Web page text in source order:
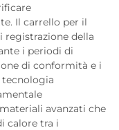
Il carrello per il
registrazione della
i periodi di
di conformità e i
tecnologia
avanzati che
calore tra i